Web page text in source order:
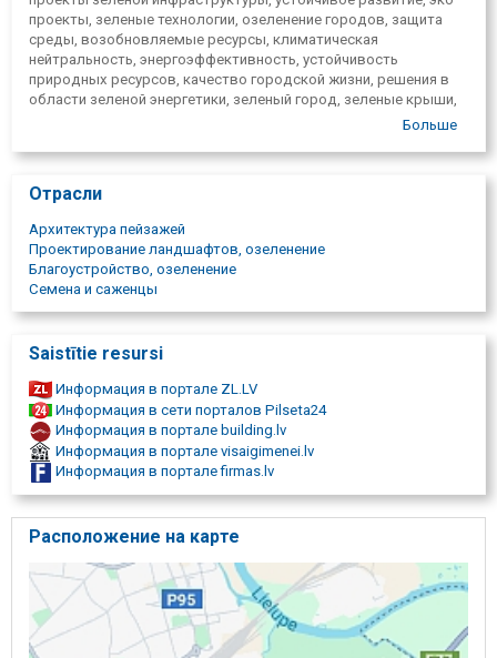
возможность приобрести необходимые
комплектующие и установить зеленую крышу
самостоятельно, предоставляя все необходимые
инструкции для успешного выполнения работ.
Решения по управлению водными ресурсами:
Предоставляет решения по управлению ливневыми
водами, которые помогают снизить риск наводнений и
проекты, зеленые технологии, озеленение городов, защита
среды, возобновляемые ресурсы, климатическая
нейтральность, энергоэффективность, устойчивость
природных ресурсов, качество городской жизни, решения в
области зеленой энергетики, зеленый город, зеленые крыши,
наружные проекты, городская экосистема, управление
биоразнообразие в городе, городская устойчивость,
Больше
Отрасли
Архитектура пейзажей
Проектирование ландшафтов, озеленение
Благоустройство, озеленение
Семена и саженцы
Saistītie resursi
Информация в портале ZL.LV
Информация в сети порталов Pilseta24
Информация в портале building.lv
Информация в портале visaigimenei.lv
Информация в портале firmas.lv
Расположение на карте